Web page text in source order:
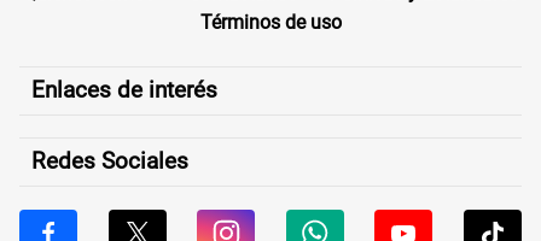
Términos de uso
Enlaces de interés
Redes Sociales